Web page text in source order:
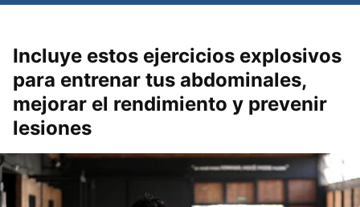
Incluye estos ejercicios explosivos
para entrenar tus abdominales,
mejorar el rendimiento y prevenir
lesiones